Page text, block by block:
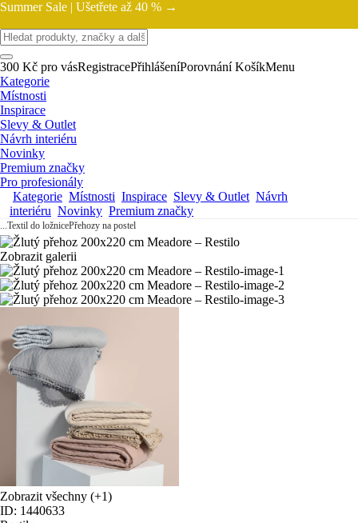
Summer Sale | Ušetřete až 40 % →
300 Kč pro vásRegistracePřihlášeníPorovnání KošíkMenu
Kategorie
Místnosti
Inspirace
Slevy & Outlet
Návrh interiéru
Novinky
Premium značky
Pro profesionály
Kategorie Místnosti Inspirace Slevy & Outlet Návrh
interiéru Novinky Premium značky
...Textil do ložnicePřehozy na postel
Zobrazit galerii
Zobrazit všechny (+1)
ID: 1440633